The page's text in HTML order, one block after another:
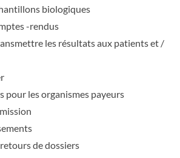
biologiques
-rendus
les résultats aux patients et /
pour les organismes payeurs
de dossiers